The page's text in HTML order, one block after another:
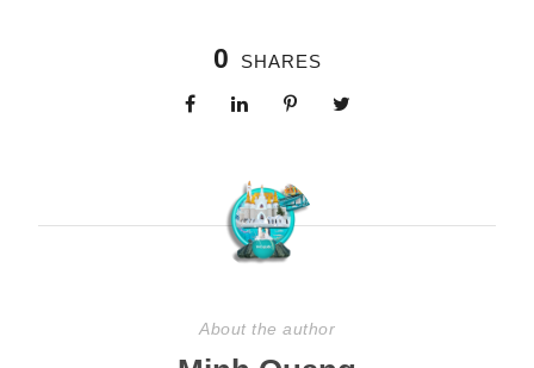
0 SHARES
About the author